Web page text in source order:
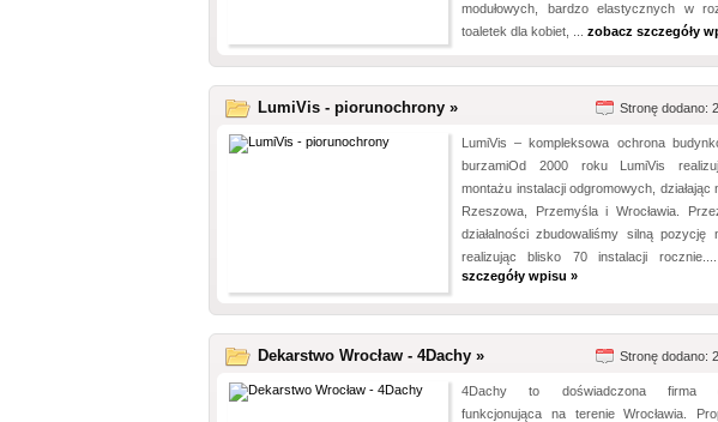
modułowych, bardzo elastycznych w
toaletek dla kobiet, ... zobacz szczegóły
LumiVis - piorunochrony » Stronę dodano:
LumiVis – kompleksowa ochrona
burzamiOd 2000 roku LumiVis
montażu instalacji odgromowych, działając
Rzeszowa, Przemyśla i Wrocławia.
działalności zbudowaliśmy silną pozycję
realizując blisko 70 instalacji
szczegóły wpisu »
Dekarstwo Wrocław - 4Dachy » Stronę dodano:
4Dachy to doświadczona firma
funkcjonująca na terenie Wrocławia.